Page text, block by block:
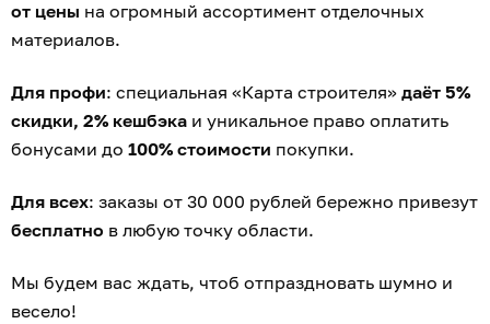
от цены на огромный ассортимент отделочных
материалов.
Для профи: специальная «Карта строителя» даёт 5%
скидки, 2% кешбэка и уникальное право оплатить
бонусами до 100% стоимости покупки.
Для всех: заказы от 30 000 рублей бережно привезут
бесплатно в любую точку области.
Мы будем вас ждать, чтоб отпраздновать шумно и
весело!